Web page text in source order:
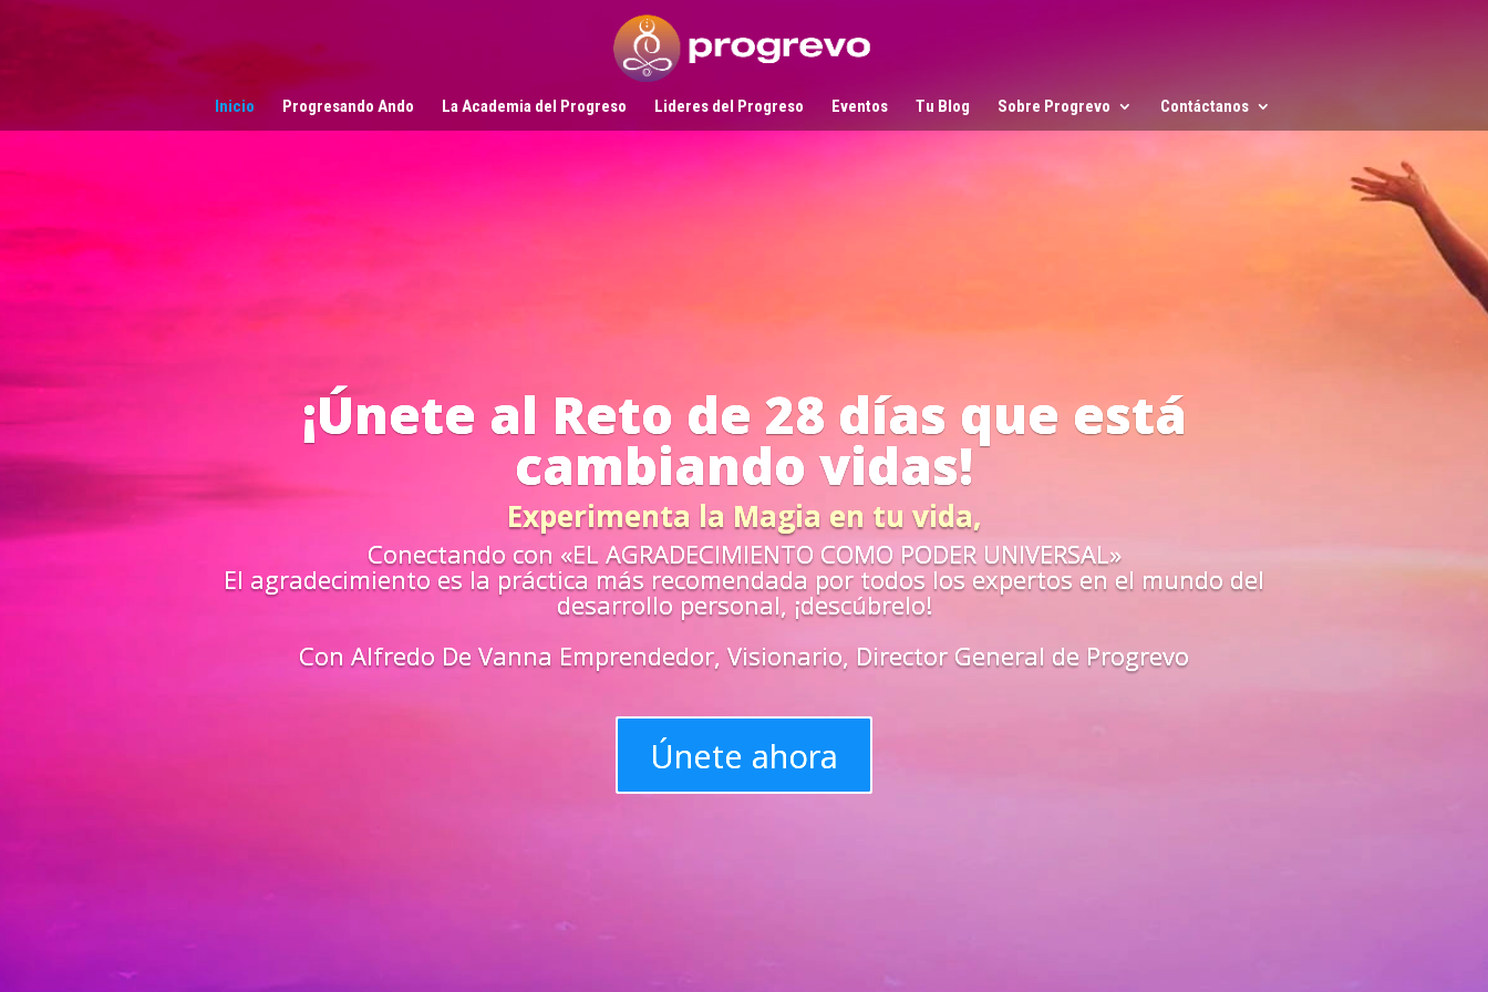
Inicio Progresando Ando La Academia del Progreso Lideres del Progreso Eventos Tu Blog Sobre Progrevo Contáctanos
Reproductor
Líderes del Progreso
en Acción
¿Sientes que no estás preparado para los
retos de la vida?
Aprende«EN VIVO» de los mejores guías y
maestros y superarte
progreso